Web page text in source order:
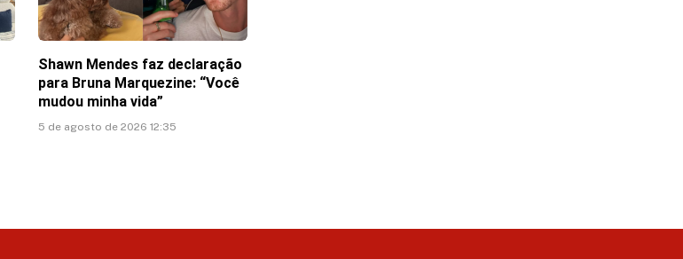
Shawn Mendes faz declaração
para Bruna Marquezine: “Você
mudou minha vida”
5 de agosto de 2026 12:35